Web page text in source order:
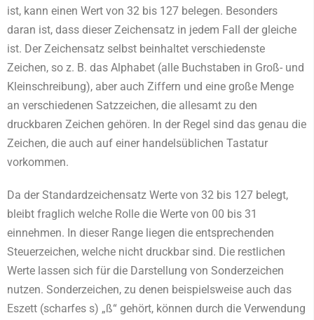
ist, kann einen Wert von 32 bis 127 belegen. Besonders
daran ist, dass dieser Zeichensatz in jedem Fall der gleiche
ist. Der Zeichensatz selbst beinhaltet verschiedenste
Zeichen, so z. B. das Alphabet (alle Buchstaben in Groß- und
Kleinschreibung), aber auch Ziffern und eine große Menge
an verschiedenen Satzzeichen, die allesamt zu den
druckbaren Zeichen gehören. In der Regel sind das genau die
Zeichen, die auch auf einer handelsüblichen Tastatur
vorkommen.
Da der Standardzeichensatz Werte von 32 bis 127 belegt,
bleibt fraglich welche Rolle die Werte von 00 bis 31
einnehmen. In dieser Range liegen die entsprechenden
Steuerzeichen, welche nicht druckbar sind. Die restlichen
Werte lassen sich für die Darstellung von Sonderzeichen
nutzen. Sonderzeichen, zu denen beispielsweise auch das
Eszett (scharfes s) „ß“ gehört, können durch die Verwendung